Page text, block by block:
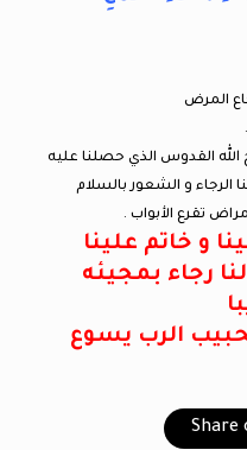
المرض
الله القدوس الذي حصلنا عليه
و الشعور بالسلام
تقرع الأبواب .
و خاتم علينا
رجاء بمجيئه
الرب يسوع
Share